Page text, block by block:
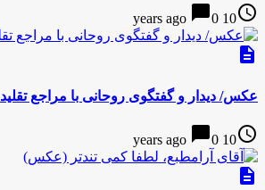
access_time
10 years ago
chat_bubble0
description
عکس/ دیدار و گفتگوی روحانی با مراجع تقلید
access_time
10 years ago
chat_bubble0
description